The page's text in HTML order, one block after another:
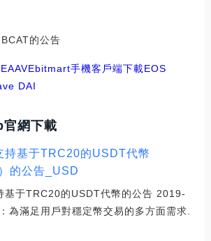
的公告
AAVEbitmart手機客戶端下載EOS
DAI
網下載
持基于TRC20的USDT代幣
的公告_USD
基于TRC20的USDT代幣的公告 2019-
為滿足用戶對穩定幣交易的多方面需求.